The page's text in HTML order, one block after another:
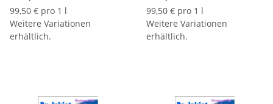
Druckerpatronen für LC-221
/ LC-223 / LC-225 / LC-227 /
LC-229
99,50 € pro 1 l
Weitere Variationen
erhältlich.
Druckerpatronen für LC-421,
LC-521 & LC-3219 u.v.m.
99,50 € pro 1 l
Weitere Variationen
erhältlich.